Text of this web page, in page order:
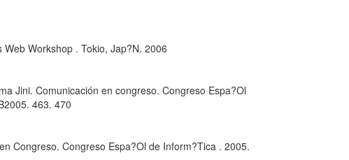
Workshop . Tokio, Jap?N. 2006
Jini. Comunicación en congreso. Congreso Espa?Ol
463. 470
Congreso. Congreso Espa?Ol de Inform?Tica . 2005.